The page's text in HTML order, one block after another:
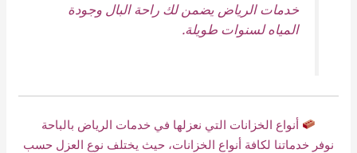
خدمات الرياض يضمن لك راحة البال وجودة
المياه لسنوات طويلة.
أنواع الخزانات التي نعزلها في خدمات الرياض بالباحة
نوفر خدماتنا لكافة أنواع الخزانات، حيث يختلف نوع العزل حسب